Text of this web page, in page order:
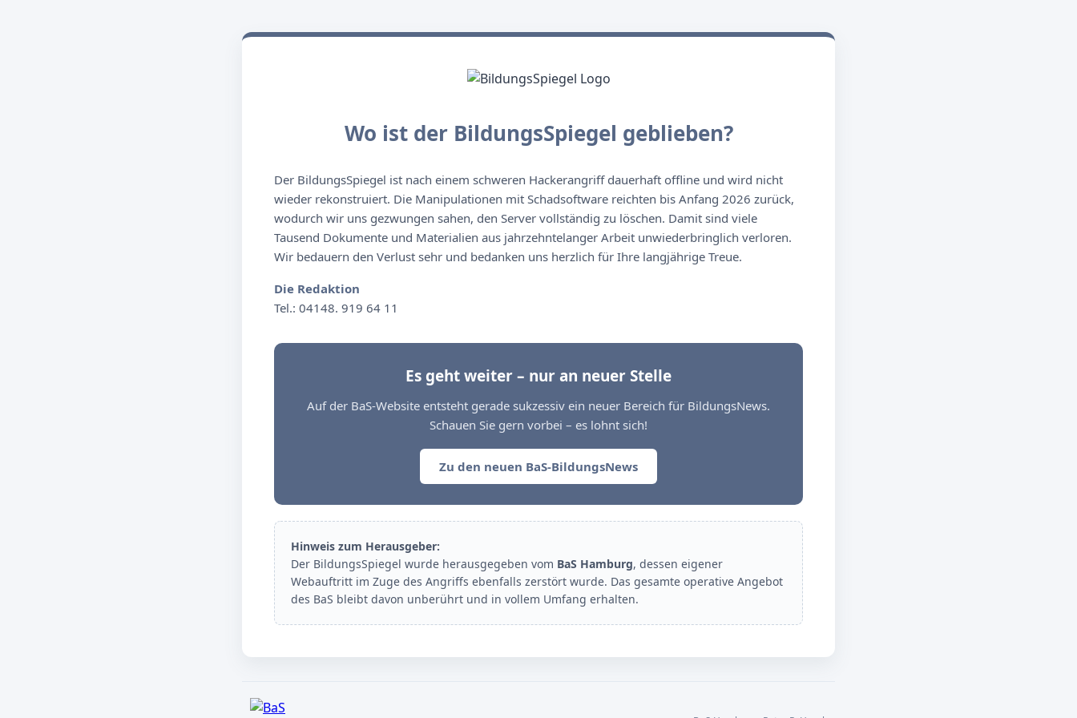
Wo ist der BildungsSpiegel geblieben?
Der BildungsSpiegel ist nach einem schweren Hackerangriff dauerhaft offline und wird nicht
wieder rekonstruiert. Die Manipulationen mit Schadsoftware reichten bis Anfang 2026 zurück,
wodurch wir uns gezwungen sahen, den Server vollständig zu löschen. Damit sind viele
Tausend Dokumente und Materialien aus jahrzehntelanger Arbeit unwiederbringlich verloren.
Wir bedauern den Verlust sehr und bedanken uns herzlich für Ihre langjährige Treue.
Die Redaktion
Tel.: 04148. 919 64 11
Es geht weiter – nur an neuer Stelle
Auf der BaS-Website entsteht gerade sukzessiv ein neuer Bereich für BildungsNews.
Schauen Sie gern vorbei – es lohnt sich!
Zu den neuen BaS-BildungsNews
Hinweis zum Herausgeber:
Der BildungsSpiegel wurde herausgegeben vom BaS Hamburg, dessen eigener
Webauftritt im Zuge des Angriffs ebenfalls zerstört wurde. Das gesamte operative Angebot
des BaS bleibt davon unberührt und in vollem Umfang erhalten.